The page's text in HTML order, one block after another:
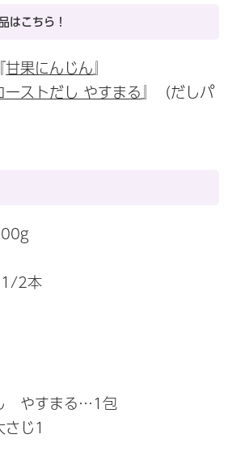
はこちら！
甘果にんじん
ーストだし やすまる
』（だしパ
1/2本
やすまる…1包
じ1